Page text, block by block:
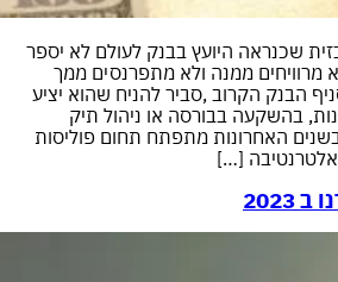
שכנראה היועץ בבנק לעולם לא יספר
מרוויחים ממנה ולא מתפרנסים ממך
הבנק הקרוב ,סביר להניח שהוא יציע
בהשקעה בבורסה או ניהול תיק
האחרונות מתפתח תחום פוליסות
אלטרנטיבה […]